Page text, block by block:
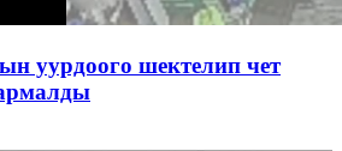
уурдоого шектелип чет